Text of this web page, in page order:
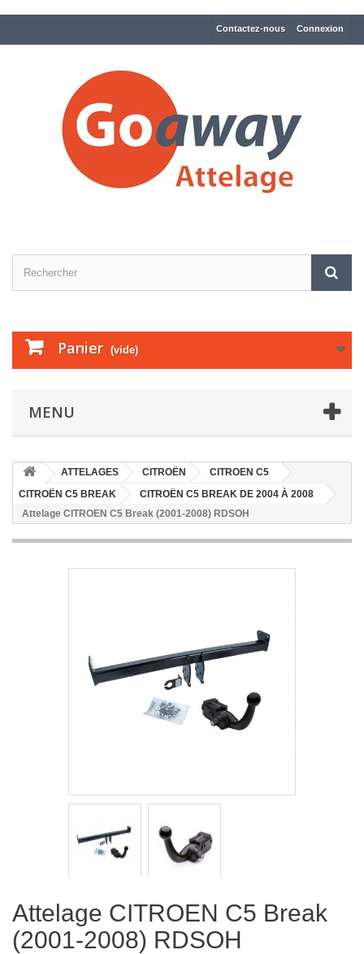
Connexion
Contactez-nous
Panier (vide)
MENU
ATTELAGES CITROËN
CITROEN C5
CITROËN C5 BREAK
CITROËN C5 BREAK DE 2004 À 2008
Attelage CITROEN C5 Break (2001-2008) RDSOH
Attelage CITROEN C5 Break
(2001-2008) RDSOH